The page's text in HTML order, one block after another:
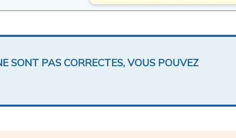
SONT PAS CORRECTES, VOUS POUVEZ